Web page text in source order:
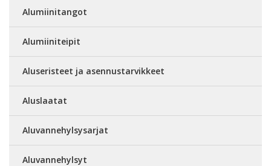
Alumiinitangot
Alumiiniteipit
Aluseristeet ja asennustarvikkeet
Aluslaatat
Aluvannehylsysarjat
Aluvannehylsyt